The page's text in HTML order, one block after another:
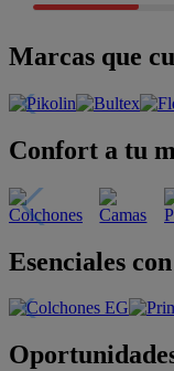
Marcas que
Confort a tu
Esenciales